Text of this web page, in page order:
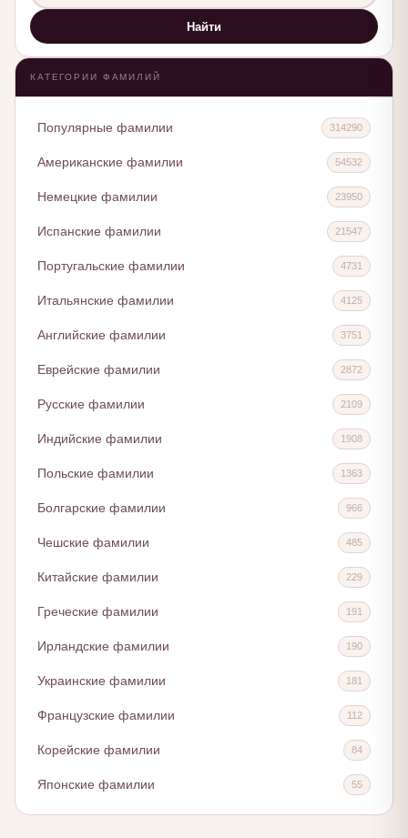
Найти
КАТЕГОРИИ ФАМИЛИЙ
Популярные фамилии 314290
Американские фамилии 54532
Немецкие фамилии 23950
Испанские фамилии 21547
Португальские фамилии 4731
Итальянские фамилии 4125
Английские фамилии 3751
Еврейские фамилии 2872
Русские фамилии 2109
Индийские фамилии 1908
Польские фамилии 1363
Болгарские фамилии 966
Чешские фамилии 485
Китайские фамилии 229
Греческие фамилии 191
Ирландские фамилии 190
Украинские фамилии 181
Французские фамилии 112
Корейские фамилии 84
Японские фамилии 55